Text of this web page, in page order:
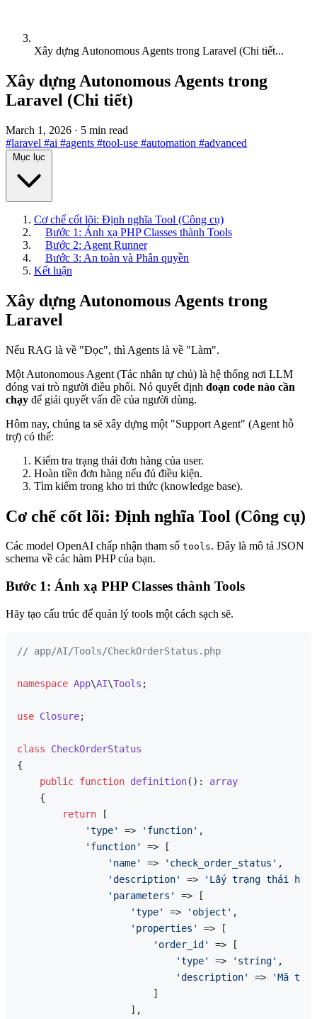
Xây dựng Autonomous Agents trong Laravel (Chi tiết...
Xây dựng Autonomous Agents trong
Laravel (Chi tiết)
March 1, 2026 · 5 min read
#laravel #ai #agents #tool-use #automation #advanced
Mục lục
Cơ chế cốt lõi: Định nghĩa Tool (Công cụ)
Bước 1: Ánh xạ PHP Classes thành Tools
Bước 2: Agent Runner
Bước 3: An toàn và Phân quyền
Kết luận
Xây dựng Autonomous Agents trong
Laravel
Nếu RAG là về "Đọc", thì Agents là về "Làm".
Một Autonomous Agent (Tác nhân tự chủ) là hệ thống nơi LLM
đóng vai trò người điều phối. Nó quyết định đoạn code nào cần
chạy để giải quyết vấn đề của người dùng.
Hôm nay, chúng ta sẽ xây dựng một "Support Agent" (Agent hỗ
trợ) có thể:
Kiểm tra trạng thái đơn hàng của user.
Hoàn tiền đơn hàng nếu đủ điều kiện.
Tìm kiếm trong kho tri thức (knowledge base).
Cơ chế cốt lõi: Định nghĩa Tool (Công cụ)
Các model OpenAI chấp nhận tham số tools. Đây là mô tả JSON
schema về các hàm PHP của bạn.
Bước 1: Ánh xạ PHP Classes thành Tools
Hãy tạo cấu trúc để quản lý tools một cách sạch sẽ.
// app/AI/Tools/CheckOrderStatus.php
namespace App\AI\Tools ;
use Closure;
class
CheckOrderStatus
{
public function definition( ): array
{
return [
'type'
=> 'function' ,
'function'
=> [
'name'
=> 'check_order_status' ,
'description'
=>
'Lấy trạng thái
'parameters'
=> [
'type'
=> 'object' ,
'properties'
=> [
'order_id'
=> [
'type'
=> 'string' ,
'description'
=>
'Mã
                        ]
                    ],